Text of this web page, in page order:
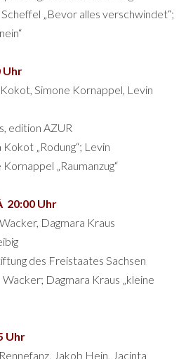
„Bevor alles verschwindet“;
Uhr
Simone Kornappel, Levin
edition AZUR
„Rodung“; Levin
„Raumanzug“
20:00 Uhr
Dagmara Kraus
des Freistaates Sachsen
Dagmara Kraus „kleine
Uhr
Jakob Hein, Jacinta